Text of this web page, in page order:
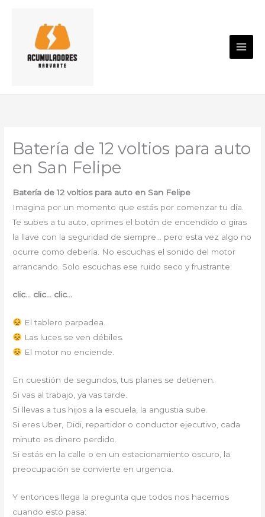
contenido
Batería de 12 voltios para auto
en San Felipe
Batería de 12 voltios para auto en San Felipe
Imagina por un momento que estás por comenzar tu día.
Te subes a tu auto, oprimes el botón de encendido o giras
la llave con la seguridad de siempre… pero esta vez algo no
ocurre como debería. No escuchas el sonido del motor
arrancando. Solo escuchas ese ruido seco y frustrante:
clic… clic… clic…
El tablero parpadea.
Las luces se ven débiles.
El motor no enciende.
En cuestión de segundos, tus planes se detienen.
Si vas al trabajo, ya vas tarde.
Si llevas a tus hijos a la escuela, la angustia sube.
Si eres Uber, Didi, repartidor o conductor ejecutivo, cada
minuto es dinero perdido.
Si estás en la calle o en un estacionamiento oscuro, la
preocupación se convierte en urgencia.
Y entonces llega la pregunta que todos nos hacemos
cuando esto pasa: